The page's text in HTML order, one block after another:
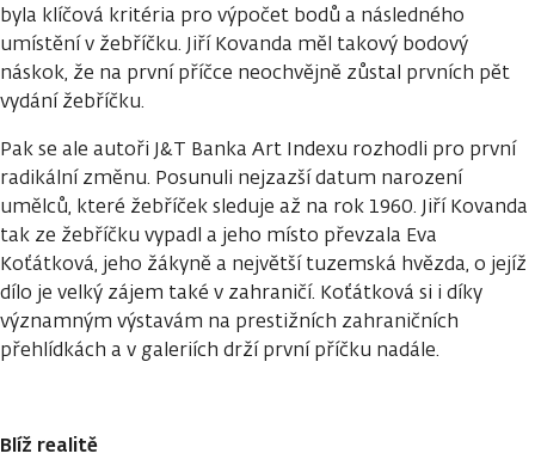
byla klíčová kritéria pro výpočet bodů a následného
umístění v žebříčku. Jiří Kovanda měl takový bodový
náskok, že na první příčce neochvějně zůstal prvních pět
vydání žebříčku.
Pak se ale autoři J&T Banka Art Indexu rozhodli pro první
radikální změnu. Posunuli nejzazší datum narození
umělců, které žebříček sleduje až na rok 1960. Jiří Kovanda
tak ze žebříčku vypadl a jeho místo převzala Eva
Koťátková, jeho žákyně a největší tuzemská hvězda, o jejíž
dílo je velký zájem také v zahraničí. Koťátková si i díky
významným výstavám na prestižních zahraničních
přehlídkách a v galeriích drží první příčku nadále.
Blíž realitě